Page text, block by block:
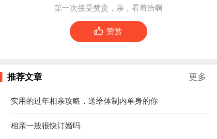
第一次接受赞赏，亲，看着给啊
 赞赏
推荐文章 更多
实用的过年相亲攻略，送给体制内单身的你
相亲一般很快订婚吗